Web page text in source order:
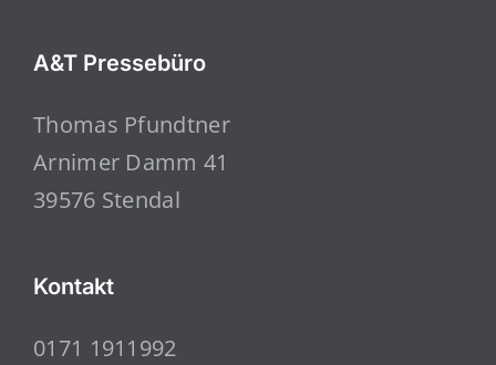
A&T Pressebüro
Thomas Pfundtner
Arnimer Damm 41
39576 Stendal
Kontakt
0171 1911992